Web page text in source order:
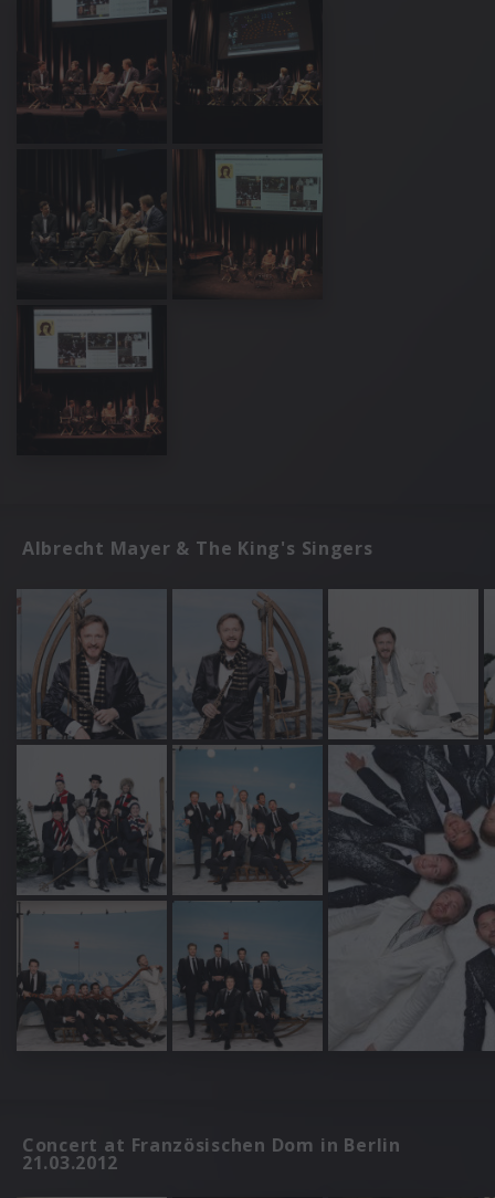
Albrecht Mayer & The King's Singers
Concert at Französischen Dom in Berlin
21.03.2012